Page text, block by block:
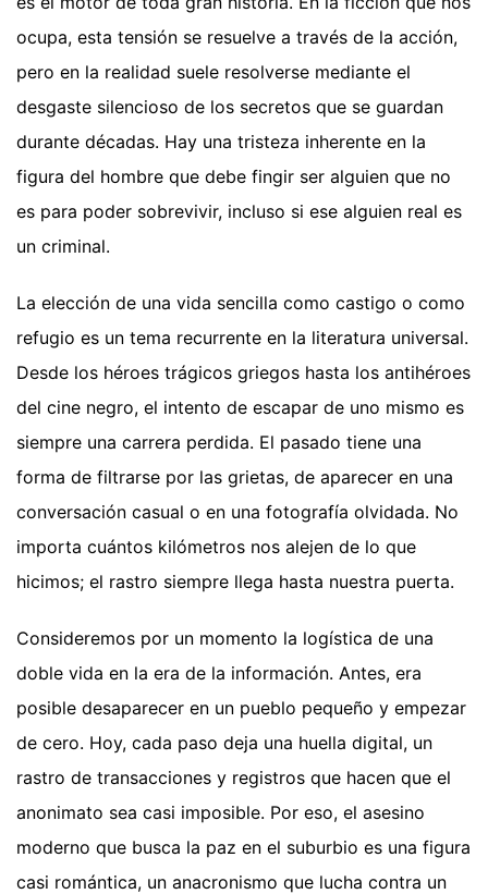
ocupa, esta tensión se resuelve a través de la acción,
pero en la realidad suele resolverse mediante el
desgaste silencioso de los secretos que se guardan
durante décadas. Hay una tristeza inherente en la
figura del hombre que debe fingir ser alguien que no
es para poder sobrevivir, incluso si ese alguien real es
un criminal.
La elección de una vida sencilla como castigo o como
refugio es un tema recurrente en la literatura universal.
Desde los héroes trágicos griegos hasta los antihéroes
del cine negro, el intento de escapar de uno mismo es
siempre una carrera perdida. El pasado tiene una
forma de filtrarse por las grietas, de aparecer en una
conversación casual o en una fotografía olvidada. No
importa cuántos kilómetros nos alejen de lo que
hicimos; el rastro siempre llega hasta nuestra puerta.
Consideremos por un momento la logística de una
doble vida en la era de la información. Antes, era
posible desaparecer en un pueblo pequeño y empezar
de cero. Hoy, cada paso deja una huella digital, un
rastro de transacciones y registros que hacen que el
anonimato sea casi imposible. Por eso, el asesino
moderno que busca la paz en el suburbio es una figura
casi romántica, un anacronismo que lucha contra un